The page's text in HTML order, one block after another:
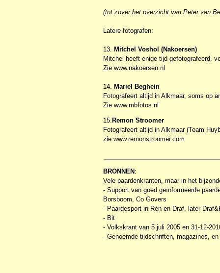
(tot zover het overzicht van Peter van
Latere fotografen:
13.Mitchel Voshol (Nakoersen)
Mitchel heeft enige tijd gefotografeerd,
Zie www.nakoersen.nl
14.Mariel Beghein
Fotografeert altijd in Alkmaar, soms op
Zie www.mbfotos.nl
15. Remon Stroomer
Fotografeert altijd in Alkmaar (Team
zie www.remonstroomer.com
BRONNEN :
Vele paardenkranten, maar in het
- Support van goed geïnformeerde
Borsboom, Co Govers
- Paardesport in Ren en Draf, later
- Bit
- Volkskrant van 5 juli 2005 en 31-12-
- Genoemde tijdschriften, magazines,